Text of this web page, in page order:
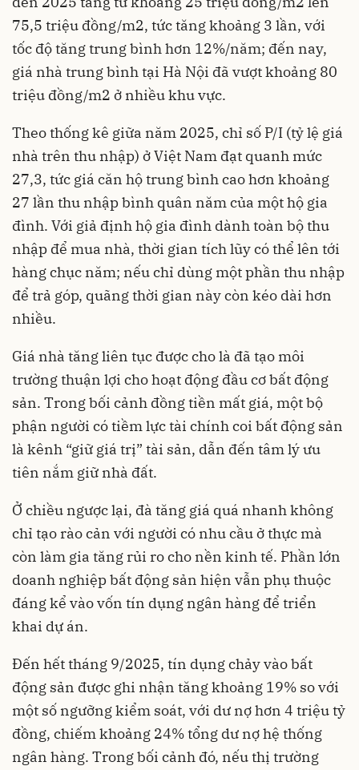
75,5 triệu đồng/m2, tức tăng khoảng 3 lần, với
tốc độ tăng trung bình hơn 12%/năm; đến nay,
giá nhà trung bình tại Hà Nội đã vượt khoảng 80
triệu đồng/m2 ở nhiều khu vực.​
Theo thống kê giữa năm 2025, chỉ số P/I (tỷ lệ giá
nhà trên thu nhập) ở Việt Nam đạt quanh mức
27,3, tức giá căn hộ trung bình cao hơn khoảng
27 lần thu nhập bình quân năm của một hộ gia
đình. Với giả định hộ gia đình dành toàn bộ thu
nhập để mua nhà, thời gian tích lũy có thể lên tới
hàng chục năm; nếu chỉ dùng một phần thu nhập
để trả góp, quãng thời gian này còn kéo dài hơn
nhiều.​
Giá nhà tăng liên tục được cho là đã tạo môi
trường thuận lợi cho hoạt động đầu cơ bất động
sản. Trong bối cảnh đồng tiền mất giá, một bộ
phận người có tiềm lực tài chính coi bất động sản
là kênh “giữ giá trị” tài sản, dẫn đến tâm lý ưu
tiên nắm giữ nhà đất.​
Ở chiều ngược lại, đà tăng giá quá nhanh không
chỉ tạo rào cản với người có nhu cầu ở thực mà
còn làm gia tăng rủi ro cho nền kinh tế. Phần lớn
doanh nghiệp bất động sản hiện vẫn phụ thuộc
đáng kể vào vốn tín dụng ngân hàng để triển
khai dự án.​
Đến hết tháng 9/2025, tín dụng chảy vào bất
động sản được ghi nhận tăng khoảng 19% so với
một số ngưỡng kiểm soát, với dư nợ hơn 4 triệu tỷ
đồng, chiếm khoảng 24% tổng dư nợ hệ thống
ngân hàng. Trong bối cảnh đó, nếu thị trường